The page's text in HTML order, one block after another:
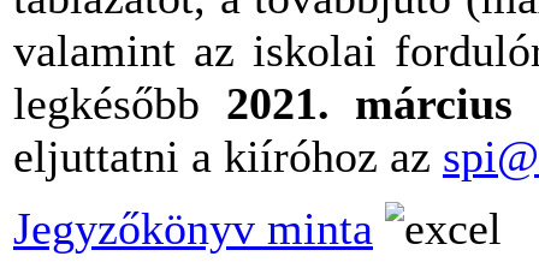
valamint az iskolai
legkésőbb 2021.
eljuttatni a kiíróhoz az
Jegyzőkönyv minta